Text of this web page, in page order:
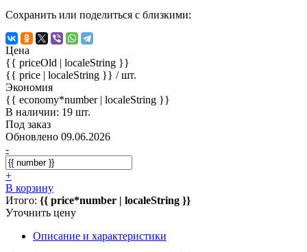
Сохранить или поделиться с близкими:
Цена
{{ priceOld | localeString }}
{{ price | localeString }} / шт.
Экономия
{{ economy*number | localeString }}
В наличии: 19 шт.
Под заказ
Обновлено 09.06.2026
-
+
В корзину
Итого: {{ price*number | localeString }}
Уточнить цену
Описание и характеристики